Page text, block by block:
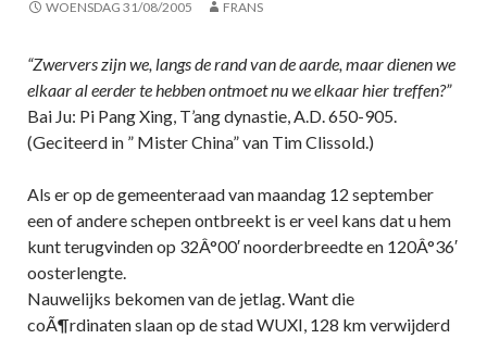
WOENSDAG 31/08/2005 FRANS
“Zwervers zijn we, langs de rand van de aarde, maar dienen we
elkaar al eerder te hebben ontmoet nu we elkaar hier treffen?”
Bai Ju: Pi Pang Xing, T’ang dynastie, A.D. 650-905.
(Geciteerd in ” Mister China” van Tim Clissold.)
Als er op de gemeenteraad van maandag 12 september
een of andere schepen ontbreekt is er veel kans dat u hem
kunt terugvinden op 32Â°00′ noorderbreedte en 120Â°36′
oosterlengte.
Nauwelijks bekomen van de jetlag. Want die
coÃ¶rdinaten slaan op de stad WUXI, 128 km verwijderd